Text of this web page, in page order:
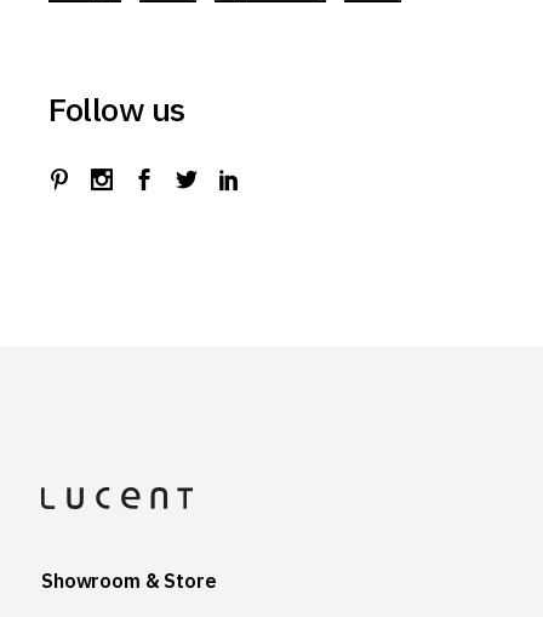
Follow us
Showroom & Store